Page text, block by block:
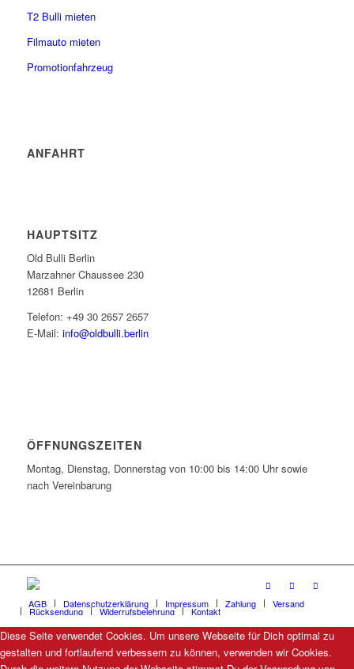
T2 Bulli mieten
Filmauto mieten
Promotionfahrzeug
ANFAHRT
HAUPTSITZ
Old Bulli Berlin
Marzahner Chaussee 230
12681 Berlin
Telefon: +49 30 2657 2657
E-Mail: info@oldbulli.berlin
ÖFFNUNGSZEITEN
Montag, Dienstag, Donnerstag von 10:00 bis 14:00 Uhr sowie
nach Vereinbarung
AGB Datenschutzerklärung Impressum Zahlung Versand
Rücksendung Widerrufsbelehrung Kontakt
Diese Seite verwendet Cookies. Um unsere Webseite für Dich optimal zu
gestalten und fortlaufend verbessern zu können, verwenden wir Cookies.